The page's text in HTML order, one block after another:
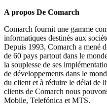
A propos De Comarch
Comarch fournit une gamme
informatiques destinés aux
Depuis 1993, Comarch a mené
de 60 pays partout dans le
la souplesse de ses
de développements dans le
du client et à réduire le délai de
clients de Comarch nous
Mobile, Telefónica et MTS.